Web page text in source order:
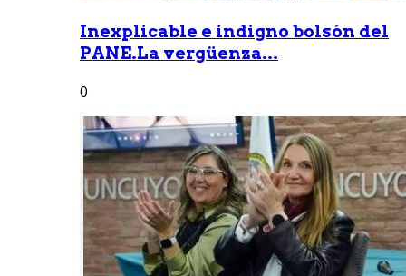
Inexplicable e indigno bolsón del
PANE.La vergüenza...
0